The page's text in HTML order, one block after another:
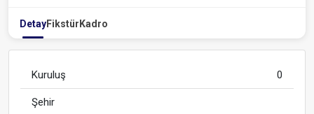
DetayFikstür Kadro
Kuruluş 0
Şehir